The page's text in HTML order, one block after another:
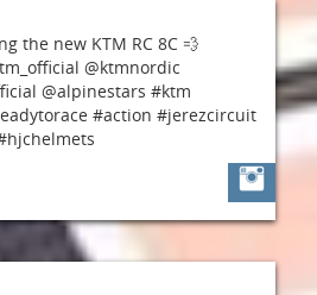
the new KTM RC 8C 💨
@ktmnordic
@alpinestars #ktm
#action #jerezcircuit